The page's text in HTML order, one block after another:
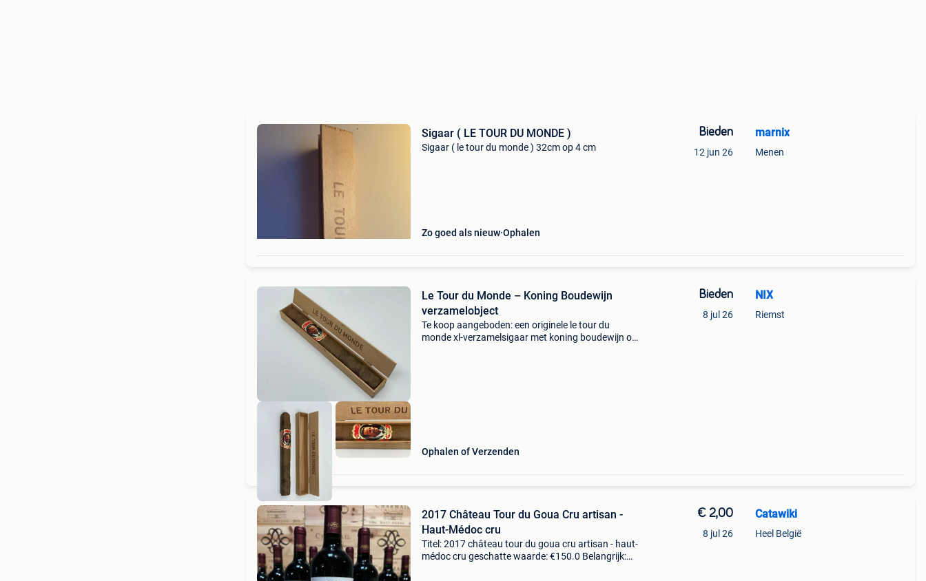
Sigaar ( LE TOUR DU MONDE )
Sigaar ( le tour du monde ) 32cm op 4 cm
Zo goed als nieuw Ophalen
Bieden
12 jun 26
marnix
Menen
Le Tour du Monde – Koning Boudewijn
verzamelobject
Te koop aangeboden: een originele le tour du
monde xl-verzamelsigaar met koning boudewijn op
Ophalen of Verzenden
Bieden
8 jul 26
NIX
Riemst
2017 Château Tour du Goua Cru artisan -
Haut-Médoc cru
Titel: 2017 château tour du goua cru artisan - haut-
médoc cru geschatte waarde: €150.0 Belangrijk:
€ 2,00
8 jul 26
Catawiki
Heel België